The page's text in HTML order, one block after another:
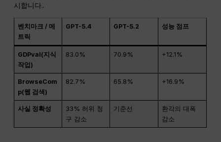
시합니다..
벤치마크 / 메
트릭
GPT-5.4 GPT-5.2 성능 점프
GDPval(지식
작업)
83.0% 70.9% +12.1%
BrowseCom
p(웹 검색)
82.7% 65.8% +16.9%
사실 정확성
33% 허위 청
구 감소
기준선
환각의 대폭
감소